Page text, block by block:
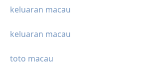
keluaran macau
keluaran macau
toto macau